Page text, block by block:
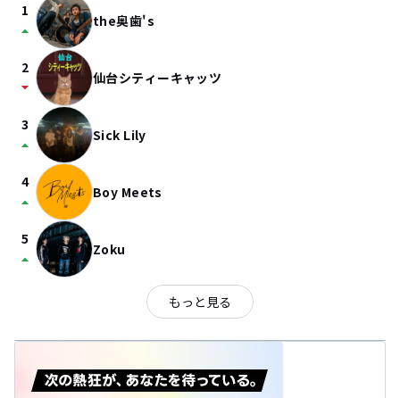
1
arrow_drop_up the奥歯's
2
arrow_drop_down 仙台シティーキャッツ
3
arrow_drop_up Sick Lily
4
arrow_drop_up Boy Meets
5
arrow_drop_up Zoku
もっと見る